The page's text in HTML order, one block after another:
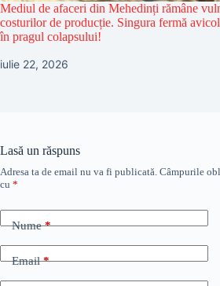
Mediul de afaceri din Mehedinți rămâne
costurilor de producție. Singura fermă
în pragul colapsului!
iulie 22, 2026
Lasă un răspuns
Adresa ta de email nu va fi publicată. Câmpurile
cu *
Nume*
Email*